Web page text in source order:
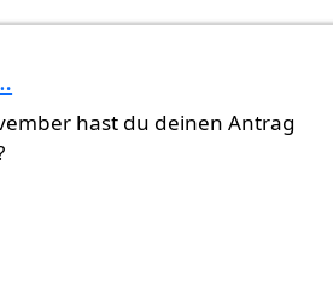
(nicht überprüft)
hast du deinen Antrag